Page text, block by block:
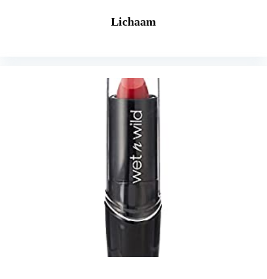
Lichaam